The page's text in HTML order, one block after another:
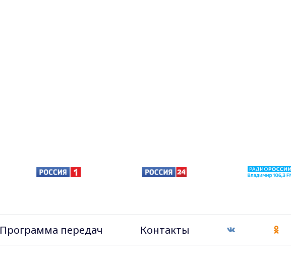
Программа передач Контакты